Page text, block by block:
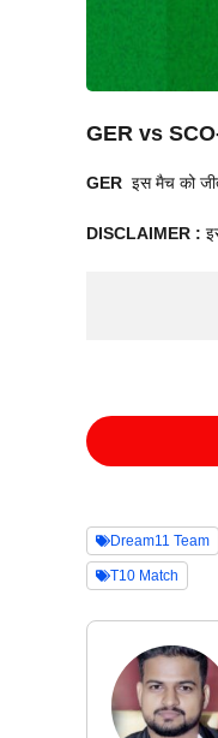
GER vs
GER इस मैच को
DISCLAIMER :
Dream11 Team
T10 Match